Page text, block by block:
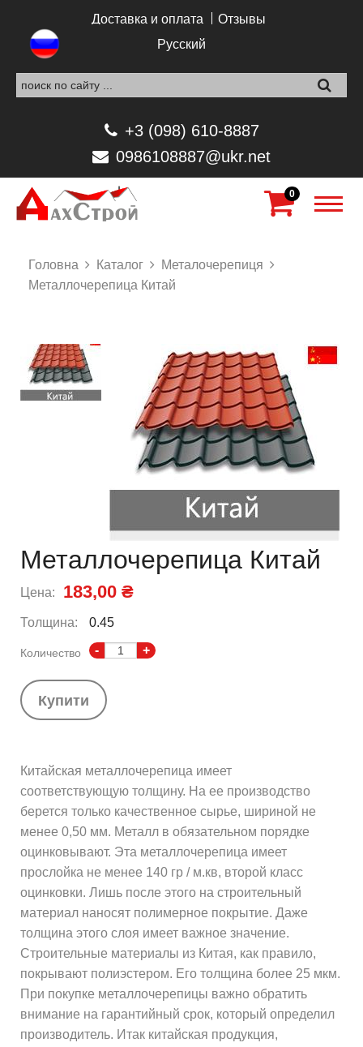
Доставка и оплата
Отзывы
Русский
+3 (098) 610-8887
0986108887@ukr.net
0
Головна Каталог
Металочерепиця
Металлочерепица Китай
Металлочерепица Китай
Цена: 183,00 ₴
Толщина: 0.45
Количество - +
Купити
Китайская металлочерепица имеет
соответствующую толщину. На ее производство
берется только качественное сырье, шириной не
менее 0,50 мм. Металл в обязательном порядке
оцинковывают. Эта металлочерепица имеет
прослойка не менее 140 гр / м.кв, второй класс
оцинковки. Лишь после этого на строительный
материал наносят полимерное покрытие. Даже
толщина этого слоя имеет важное значение.
Строительные материалы из Китая, как правило,
покрывают полиэстером. Его толщина более 25 мкм.
При покупке металлочерепицы важно обратить
внимание на гарантийный срок, который определил
производитель. Итак китайская продукция,